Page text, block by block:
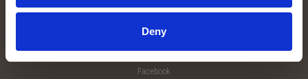
Deny
Facebook